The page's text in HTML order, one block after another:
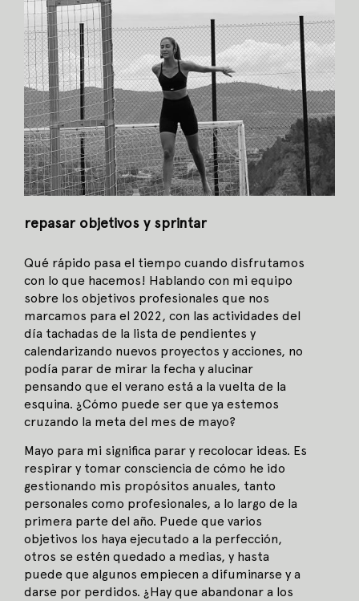
repasar objetivos y sprintar
Qué rápido pasa el tiempo cuando disfrutamos
con lo que hacemos! Hablando con mi equipo
sobre los objetivos profesionales que nos
marcamos para el 2022, con las actividades del
día tachadas de la lista de pendientes y
calendarizando nuevos proyectos y acciones, no
podía parar de mirar la fecha y alucinar
pensando que el verano está a la vuelta de la
esquina. ¿Cómo puede ser que ya estemos
cruzando la meta del mes de mayo?
Mayo para mi significa parar y recolocar ideas. Es
respirar y tomar consciencia de cómo he ido
gestionando mis propósitos anuales, tanto
personales como profesionales, a lo largo de la
primera parte del año. Puede que varios
objetivos los haya ejecutado a la perfección,
otros se estén quedado a medias, y hasta
puede que algunos empiecen a difuminarse y a
darse por perdidos. ¿Hay que abandonar a los